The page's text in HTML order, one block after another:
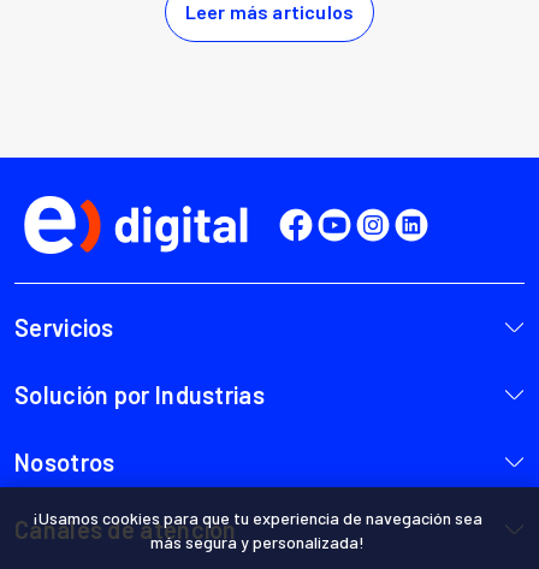
¡Usamos cookies para que tu experiencia de navegación sea
más segura y personalizada!